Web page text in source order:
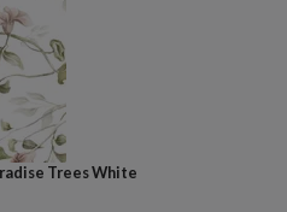
Trees White